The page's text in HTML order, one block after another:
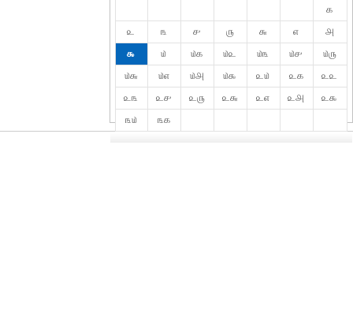
௧
௨
௩ ௪ ௫ ௬ ௭
௮
௯
௰ ௰௧ ௰௨ ௰௩ ௰௪
௰௫
௰௬
௰௭ ௰௮ ௰௯ ௨௰ ௨௧
௨௨
௨௩
௨௪ ௨௫ ௨௬ ௨௭ ௨௮
௨௯
௩௰
௩௧